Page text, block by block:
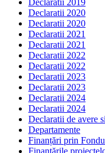
Declaratii 2019
Declaratii 2020
Declaratii 2020
Declaratii 2021
Declaratii 2021
Declaratii 2022
Declaratii 2022
Declaratii 2023
Declaratii 2023
Declaratii 2024
Declaratii 2024
Declaratii de avere
Departamente
Finanțări prin
Finanțările